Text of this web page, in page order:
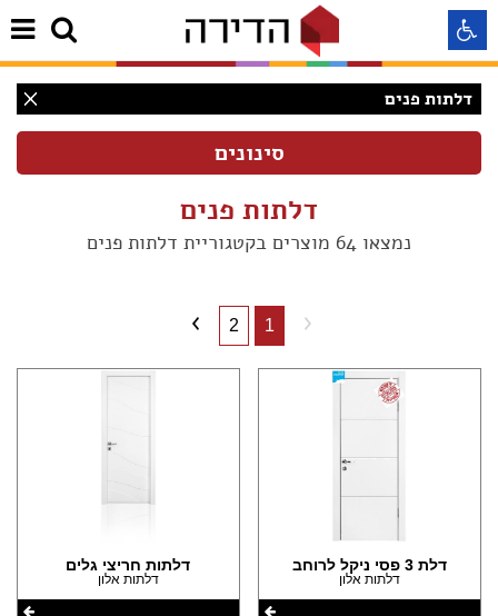
דלתות פנים
(64)
(14)
(10)
(9)
(1)
(1)
(26)
דלתות פנים
נמצאו 64 מוצרים בקטגוריית דלתות פנים
1
2
דלת 3 פסי ניקל לרוחב
דלתות אלון
דלתות חריצי גלים
דלתות אלון
התאמה לקורא מסך
התאמה לכבדי ראיה
הדגשת קישורים
Aא